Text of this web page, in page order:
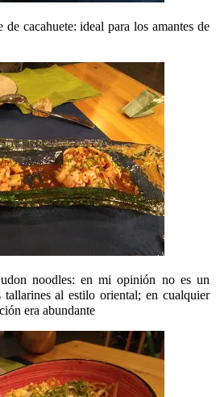
cacahuete: ideal para los amantes de
noodles: en mi opinión no es un
al estilo oriental; en cualquier
era abundante